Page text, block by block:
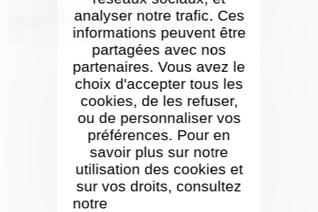
analyser notre trafic. Ces
informations peuvent être
partagées avec nos
partenaires. Vous avez le
choix d'accepter tous les
cookies, de les refuser,
ou de personnaliser vos
préférences. Pour en
savoir plus sur notre
utilisation des cookies et
sur vos droits, consultez
notre
Nouvel Arrivage
Exposition collective
01/2008